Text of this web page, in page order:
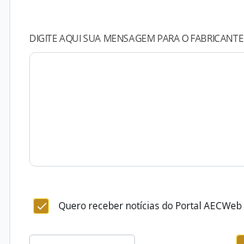
DIGITE AQUI SUA MENSAGEM PARA O FABRICANTE
Quero receber notícias do Portal AECWeb